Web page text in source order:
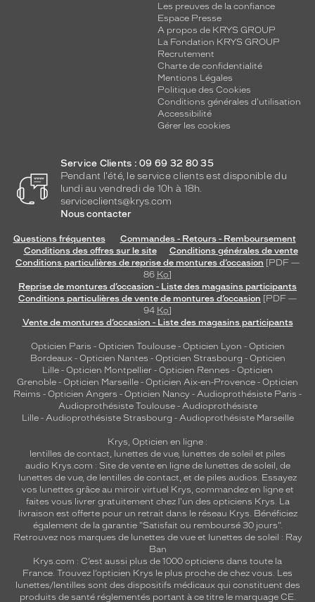
Les preuves de la confiance
Espace Presse
A propos de KRYS GROUP
La Fondation KRYS GROUP
Recrutement
Charte de confidentialité
Mentions Légales
Politique des Cookies
Conditions générales d'utilisation
Accessibilité
Gérer les cookies
Service Clients : 09 69 32 80 35
Pendant l'été, le service clients est disponible du
lundi au vendredi de 10h à 18h.
serviceclients@krys.com
Nous contacter
Questions fréquentes
Commandes - Retours - Remboursement
Conditions des offres sur le site
Conditions générales de vente
Conditions particulières de reprise de montures d’occasion [PDF —
86 Ko]
Reprise de montures d’occasion - Liste des magasins participants
Conditions particulières de vente de montures d’occasion [PDF —
94 Ko]
Vente de montures d’occasion - Liste des magasins participants
Opticien Paris - Opticien Toulouse- Opticien Lyon - Opticien
Bordeaux- Opticien Nantes - Opticien Strasbourg - Opticien
Lille - Opticien Montpellier - Opticien Rennes - Opticien
Grenoble - Opticien Marseille - Opticien Aix-en-Provence - Opticien
Reims - Opticien Angers - Opticien Nancy - Audioprothésiste Paris -
Audioprothésiste Toulouse- Audioprothésiste
Lille- Audioprothésiste Strasbourg - Audioprothésiste Marseille
Krys, Opticien en ligne :
lentilles de contact, lunettes de vue, lunettes de soleil et piles
audio Krys.com : Site de vente en ligne de lunettes de soleil, de
lunettes de vue, de lentilles de contact, et de piles audios. Essayez
vos lunettes grâce au miroir virtuel Krys, commandez en ligne et
faites vous livrer gratuitement chez l'un des opticiens Krys. La
livraison est offerte pour un retrait dans le réseau Krys. Bénéficiez
également de la garantie "Satisfait ou remboursé 30 jours".
Retrouvez nos marques de lunettes de vue et lunettes de soleil : Ray
Ban
Krys.com : C’est aussi plus de 1000 opticiens dans toute la
France. Trouvez l’opticien Krys le plus proche de chez vous. Les
lunettes/lentilles sont des dispositifs médicaux qui constituent des
produits de santé réglementés portant à ce titre le marquage CE.